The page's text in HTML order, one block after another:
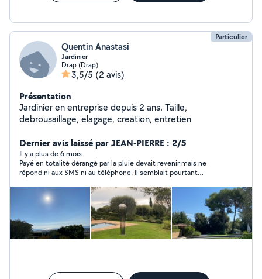
Particulier
Quentin Anastasi
Jardinier
Drap (Drap)
3,5/5 (2 avis)
Présentation
Jardinier en entreprise depuis 2 ans. Taille,
debrousaillage, elagage, creation, entretien
Dernier avis laissé par JEAN-PIERRE : 2/5
Il y a plus de 6 mois
Payé en totalité dérangé par la pluie devait revenir mais ne
répond ni aux SMS ni au téléphone. Il semblait pourtant